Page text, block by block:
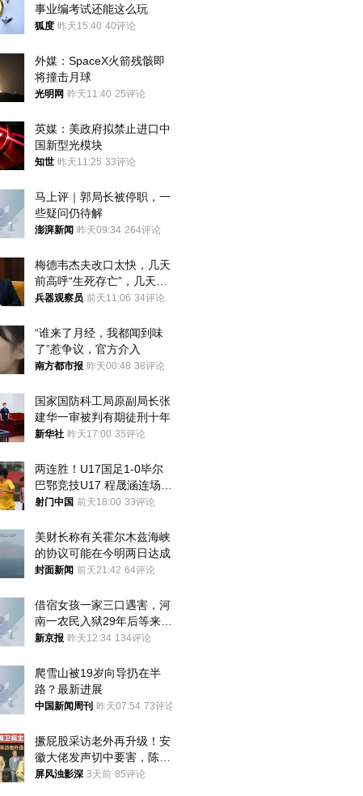
事业编考试还能这么玩
狐度 昨天15:40 40评论
外媒：SpaceX火箭残骸即
将撞击月球
光明网 昨天11:40 25评论
英媒：美政府拟禁止进口中
国新型光模块
知世 昨天11:25 33评论
马上评｜郭局长被停职，一
些疑问仍待解
澎湃新闻 昨天09:34 264评论
梅德韦杰夫改口太快，几天
前高呼“生死存亡”，几天后
又换了一个说法
兵器观察员 前天11:06 34评论
“谁来了月经，我都闻到味
了”惹争议，官方介入
南方都市报 昨天00:48 38评论
国家国防科工局原副局长张
建华一审被判有期徒刑十年
新华社 昨天17:00 35评论
两连胜！U17国足1-0毕尔
巴鄂竞技U17 程晟涵连场破
门
射门中国 前天18:00 33评论
美财长称有关霍尔木兹海峡
的协议可能在今明两日达成
封面新闻 前天21:42 64评论
借宿女孩一家三口遇害，河
南一农民入狱29年后等来无
罪判决
新京报 昨天12:34 134评论
爬雪山被19岁向导扔在半
路？最新进展
中国新闻周刊 昨天07:54 73评论
撅屁股采访老外再升级！安
徽大佬发声切中要害，陈璇
方已采取行动
屏风浊影深 3天前 85评论